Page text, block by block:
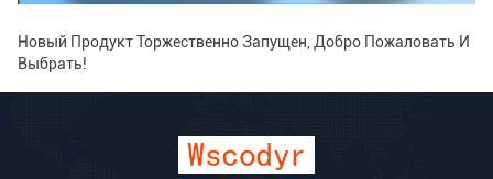
Новый Продукт Торжественно Запущен, Добро Пожаловать И
Выбрать!